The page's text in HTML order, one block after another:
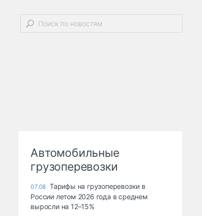
Автомобильные
грузоперевозки
07.08 Тарифы на грузоперевозки в
России летом 2026 года в среднем
выросли на 12–15%